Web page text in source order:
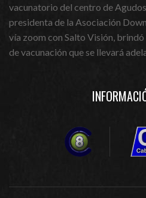
vacunatorio del centro de
presidenta de la Asociación
vía zoom con Salto Visión,
de vacunación que se llevará